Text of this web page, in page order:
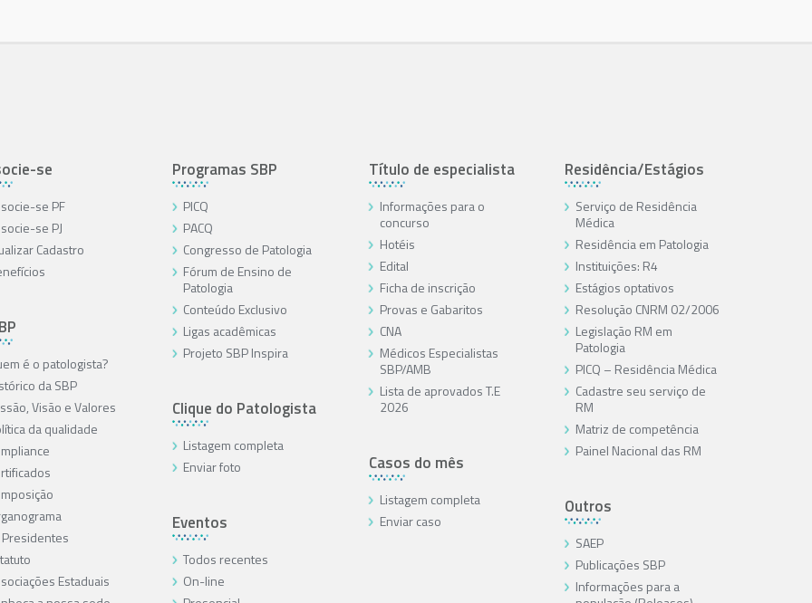
se
se PF
se PJ
Cadastro
é o patologista?
da SBP
Visão e Valores
da qualidade
Presidentes
Estaduais
Programas SBP
PICQ
PACQ
Congresso de Patologia
Fórum de Ensino de
Patologia
Conteúdo Exclusivo
Ligas acadêmicas
Projeto SBP Inspira
Clique do Patologista
Listagem completa
Enviar foto
Eventos
Todos recentes
On-line
Título de especialista
Informações para o
concurso
Hotéis
Edital
Ficha de inscrição
Provas e Gabaritos
CNA
Médicos Especialistas
SBP/AMB
Lista de aprovados T.E
2026
Casos do mês
Listagem completa
Enviar caso
Residência/Estágios
Serviço de Residência
Médica
Residência em Patologia
Instituições: R4
Estágios optativos
Resolução CNRM 02/2006
Legislação RM em
Patologia
PICQ – Residência Médica
Cadastre seu serviço de
RM
Matriz de competência
Painel Nacional das RM
Outros
SAEP
Publicações SBP
Informações para a